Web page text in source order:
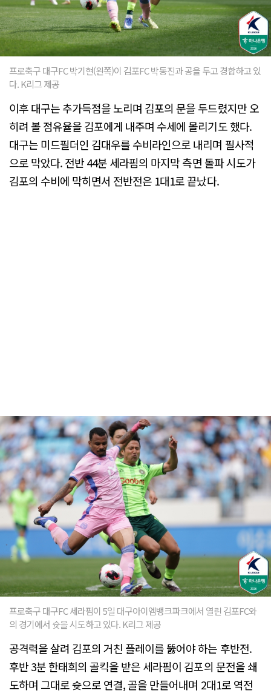
프로축구 대구FC 박기현(왼쪽)이 김포FC 박동진과 공을 두고 경합하고 있
다. K리그 제공
이후 대구는 추가득점을 노리며 김포의 문을 두드렸지만 오
히려 볼 점유율을 김포에게 내주며 수세에 몰리기도 했다.
대구는 미드필더인 김대우를 수비라인으로 내리며 필사적
으로 막았다. 전반 44분 세라핌의 마지막 측면 돌파 시도가
김포의 수비에 막히면서 전반전은 1대1로 끝났다.
프로축구 대구FC 세라핌이 5일 대구아이엠뱅크파크에서 열린 김포FC와
의 경기에서 슛을 시도하고 있다. K리그 제공
공격력을 살려 김포의 거친 플레이를 뚫어야 하는 후반전.
후반 3분 한태희의 골킥을 받은 세라핌이 김포의 문전을 쇄
도하며 그대로 슛으로 연결, 골을 만들어내며 2대1로 역전